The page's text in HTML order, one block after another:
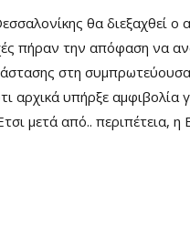
θα διεξαχθεί
πήραν την απόφαση να
στη
αρχικά υπήρξε αμφιβολία
μετά από.. περιπέτεια, η